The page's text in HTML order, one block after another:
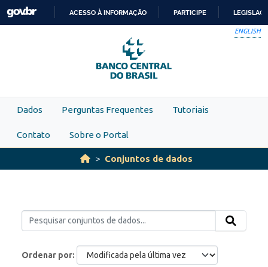
Skip to main content
PARA
O
CONTEÚDO
ACESSO À INFORMAÇÃO PARTICIPE
ENGLISH
Dados Perguntas Frequentes Tutoriais
Contato Sobre o Portal
Conjuntos de dados
Ordenar por